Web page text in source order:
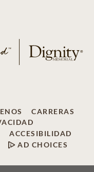
CARRERAS
ACCESIBILIDAD
AD CHOICES